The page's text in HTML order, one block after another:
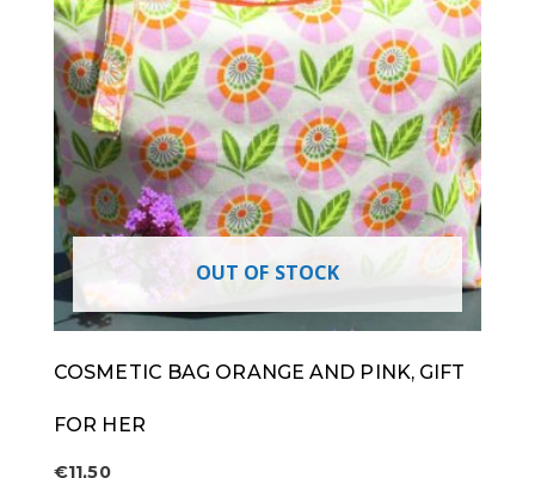
OUT OF STOCK
COSMETIC BAG ORANGE AND PINK, GIFT
FOR HER
€11,50